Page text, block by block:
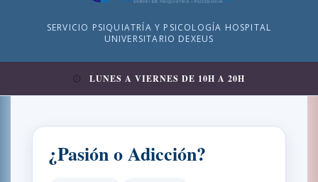
SERVICIO PSIQUIATRÍA Y PSICOLOGÍA HOSPITAL
UNIVERSITARIO DEXEUS
LUNES A VIERNES DE 10H A 20H
¿Pasión o Adicción?